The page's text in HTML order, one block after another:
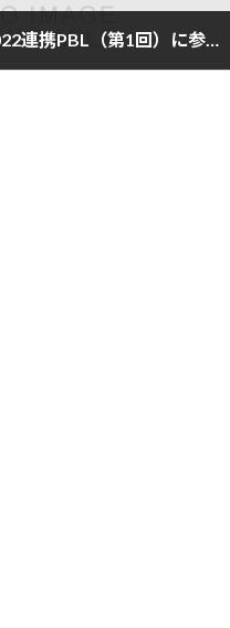
工大サミット2022連携PBL（第1回）に参加しました